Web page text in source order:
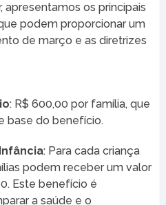
apresentamos os principais
podem proporcionar um
de março e as diretrizes
: R$ 600,00 por família, que
base do benefício.
: Para cada criança
podem receber um valor
Este benefício é
a saúde e o